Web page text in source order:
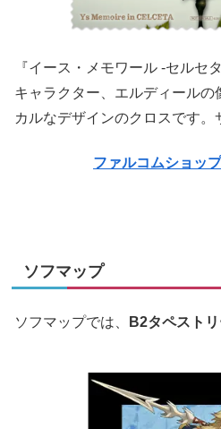
『イース・メモワール -セルセ
キャラクター、エルディール
カルなデザインのクロスです。
ファルコムショッ
ソフマップ
ソフマップでは、 B2タペスト